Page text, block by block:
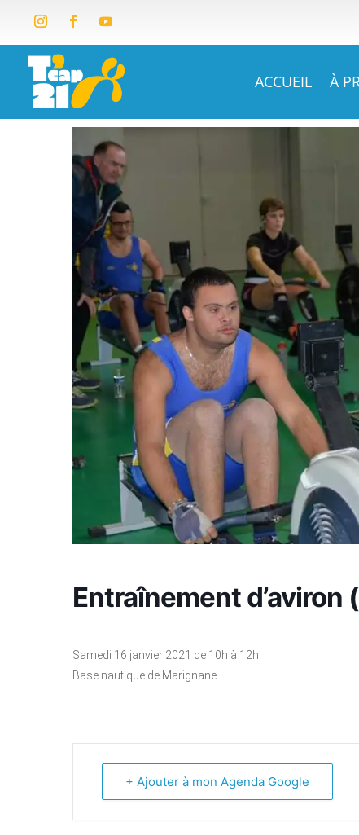
ACCUEIL À
Entraînement d’aviron
Samedi 16 janvier 2021 de 10h à 12h
Base nautique de Marignane
+ Ajouter à mon Agenda Google